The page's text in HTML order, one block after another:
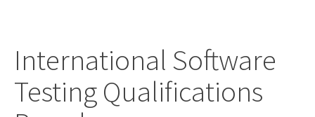
International Software
Testing Qualifications